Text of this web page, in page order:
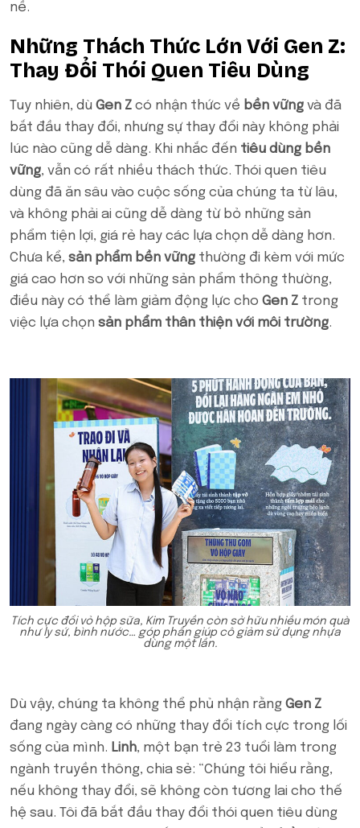
nề.
Những Thách Thức Lớn Với Gen Z:
Thay Đổi Thói Quen Tiêu Dùng
Tuy nhiên, dù Gen Z có nhận thức về bền vững và đã
bắt đầu thay đổi, nhưng sự thay đổi này không phải
lúc nào cũng dễ dàng. Khi nhắc đến tiêu dùng bền
vững, vẫn có rất nhiều thách thức. Thói quen tiêu
dùng đã ăn sâu vào cuộc sống của chúng ta từ lâu,
và không phải ai cũng dễ dàng từ bỏ những sản
phẩm tiện lợi, giá rẻ hay các lựa chọn dễ dàng hơn.
Chưa kể, sản phẩm bền vững thường đi kèm với mức
giá cao hơn so với những sản phẩm thông thường,
điều này có thể làm giảm động lực cho Gen Z trong
việc lựa chọn sản phẩm thân thiện với môi trường.
Tích cực đổi vỏ hộp sữa, Kim Truyền còn sở hữu nhiều món quà
như ly sứ, bình nước… góp phần giúp cô giảm sử dụng nhựa
dùng một lần.
Dù vậy, chúng ta không thể phủ nhận rằng Gen Z
đang ngày càng có những thay đổi tích cực trong lối
sống của mình. Linh, một bạn trẻ 23 tuổi làm trong
ngành truyền thông, chia sẻ: “Chúng tôi hiểu rằng,
nếu không thay đổi, sẽ không còn tương lai cho thế
hệ sau. Tôi đã bắt đầu thay đổi thói quen tiêu dùng